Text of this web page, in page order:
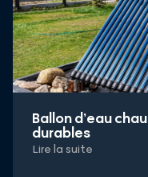
Ballon d’eau
durables
Lire la suite